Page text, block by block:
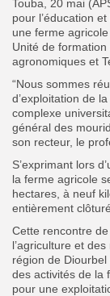
FR
Touba, 20 mai
pour l’éducation
une ferme
Unité de
agronomiques et
“Nous sommes
d’exploitation de
complexe
général des
son recteur, le
S’exprimant lors
la ferme agricole
hectares, à neuf
entièrement
Cette rencontre
l’agriculture et
région de
des activités de la
pour une